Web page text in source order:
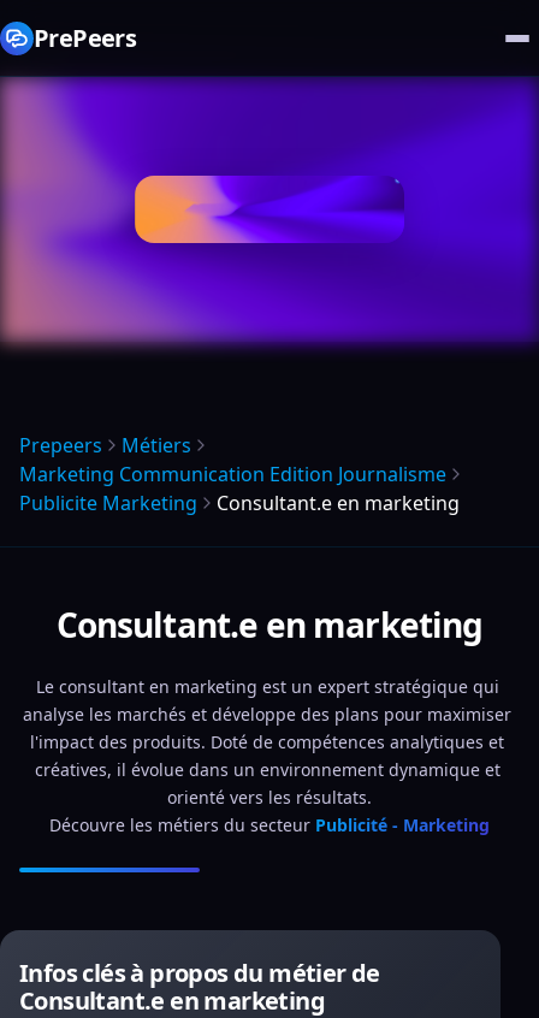
PrePeers
Prepeers
Métiers
Marketing Communication Edition Journalisme
Publicite Marketing
Consultant.e en marketing
Consultant.e en marketing
Le consultant en marketing est un expert stratégique qui
analyse les marchés et développe des plans pour maximiser
l'impact des produits. Doté de compétences analytiques et
créatives, il évolue dans un environnement dynamique et
orienté vers les résultats.
Découvre les métiers du secteur Publicité - Marketing
Infos clés à propos du métier de
Consultant.e en marketing